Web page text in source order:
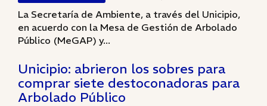
La Secretaría de Ambiente, a través del Unicipio,
en acuerdo con la Mesa de Gestión de Arbolado
Público (MeGAP) y...
Unicipio: abrieron los sobres para
comprar siete destoconadoras para
Arbolado Público